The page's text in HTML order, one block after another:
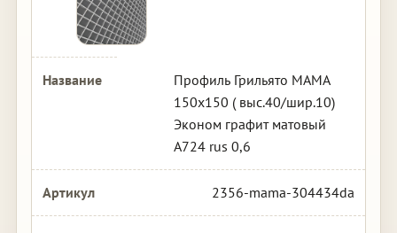
Профиль Грильято МАМА
150х150 ( выс.40/шир.10)
Эконом графит матовый
А724 rus 0,6
2356-mama-304434da